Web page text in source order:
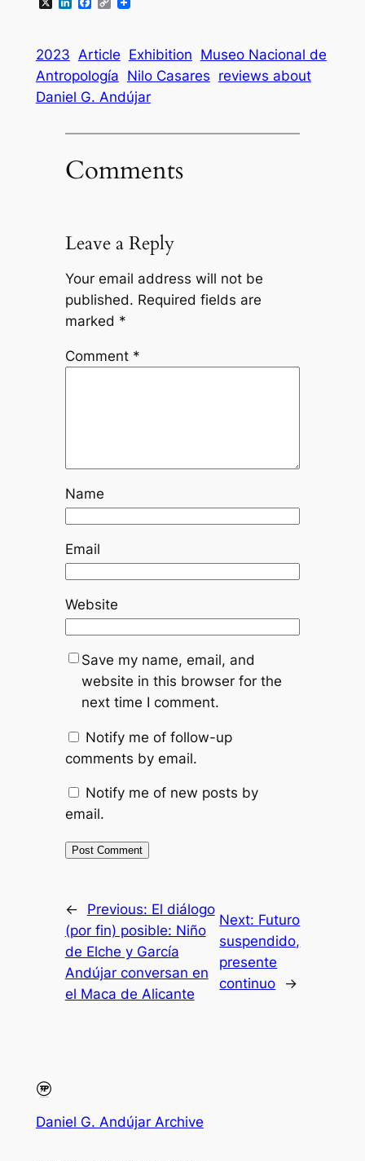
2023 Article Exhibition Museo Nacional de
Antropología Nilo Casares reviews about
Daniel G. Andújar
Comments
Leave a Reply
Your email address will not be
published. Required fields are
marked *
Comment *
Name
Email
Website
Save my name, email, and
website in this browser for the
next time I comment.
Notify me of follow-up
comments by email.
Notify me of new posts by
email.
← Previous: El diálogo
(por fin) posible: Niño
de Elche y García
Andújar conversan en
el Maca de Alicante
Next: Futuro
suspendido,
presente
continuo
→
Daniel G. Andújar Archive